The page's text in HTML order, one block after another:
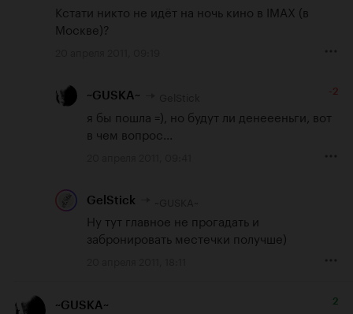
Кстати никто не идёт на ночь кино в IMAX (в
Москве)?
~GUSKA~ -2
я бы пошла =), но будут ли денеееньги, вот
в чем вопрос...
GelStick
Ну тут главное не прогадать и
забронировать местечки получше)
~GUSKA~ 2